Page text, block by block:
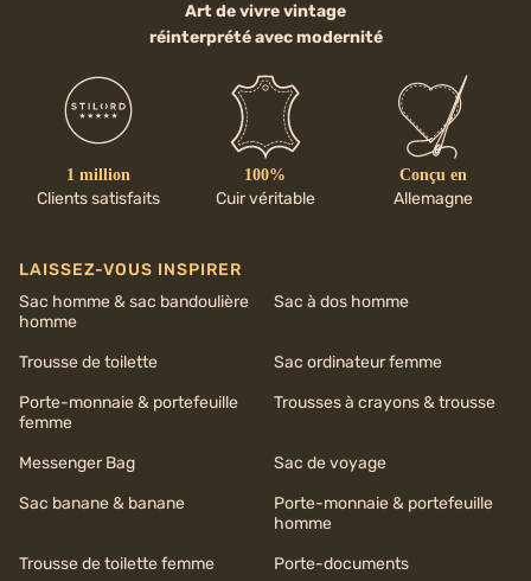
Art de vivre vintage
réinterprété avec modernité
1 million
Clients satisfaits
100%
Cuir véritable
Conçu en
Allemagne
LAISSEZ-VOUS INSPIRER
Sac homme & sac bandoulière
homme
Sac à dos homme
Trousse de toilette
Sac ordinateur femme
Porte-monnaie & portefeuille
femme
Trousses à crayons & trousse
Messenger Bag
Sac de voyage
Sac banane & banane
Porte-monnaie & portefeuille
homme
Trousse de toilette femme
Porte-documents